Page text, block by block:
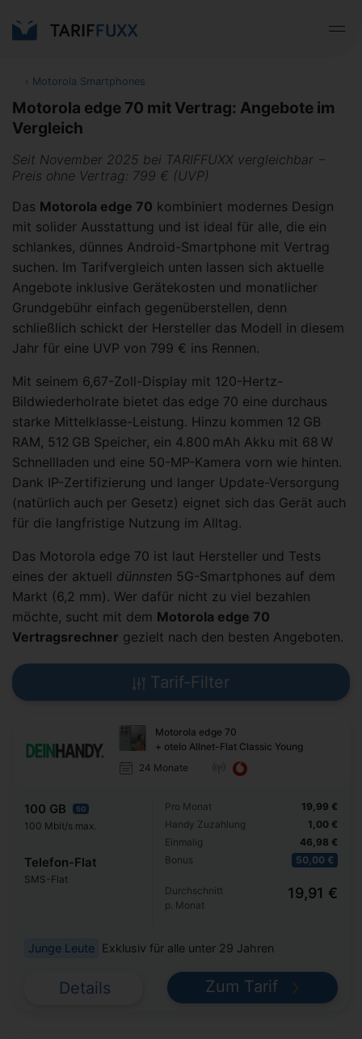
‹ Motorola Smartphones
Motorola edge 70 mit Vertrag: Angebote im
Vergleich
Seit November 2025 bei TARIFFUXX vergleichbar −
Preis ohne Vertrag: 799 € (UVP)
Das Motorola edge 70 kombiniert modernes Design
mit solider Ausstattung und ist ideal für alle, die ein
schlankes, dünnes Android-Smartphone mit Vertrag
suchen. Im Tarifvergleich unten lassen sich aktuelle
Angebote inklusive Gerätekosten und monatlicher
Grundgebühr einfach gegenüberstellen, denn
schließlich schickt der Hersteller das Modell in diesem
Jahr für eine UVP von 799 € ins Rennen.
Mit seinem 6,67-Zoll-Display mit 120-Hertz-
Bildwiederholrate bietet das edge 70 eine durchaus
starke Mittelklasse-Leistung. Hinzu kommen 12 GB
RAM, 512 GB Speicher, ein 4.800 mAh Akku mit 68 W
Schnellladen und eine 50-MP-Kamera vorn wie hinten.
Dank IP-Zertifizierung und langer Update-Versorgung
(natürlich auch per Gesetz) eignet sich das Gerät auch
für die langfristige Nutzung im Alltag.
Das Motorola edge 70 ist laut Hersteller und Tests
eines der aktuell dünnsten 5G-Smartphones auf dem
Markt (6,2 mm). Wer dafür nicht zu viel bezahlen
möchte, sucht mit dem Motorola edge 70
Vertragsrechner gezielt nach den besten Angeboten.
Tarif-Filter
Motorola edge 70
+ otelo Allnet-Flat Classic Young
24 Monate
100 GB 5G
100 Mbit/s max.
Telefon-Flat
SMS-Flat
Pro Monat
Handy Zuzahlung
Einmalig
Bonus
19,99 €
1,00 €
46,98 €
50,00 €
Durchschnitt
p. Monat
19,91 €
Junge Leute Exklusiv für alle unter 29 Jahren
Details Zum Tarif